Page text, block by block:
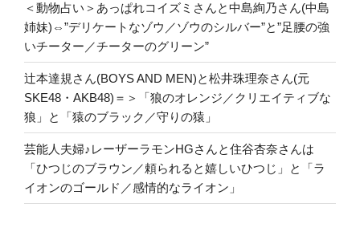
＜動物占い＞あっぱれコイズミさんと中島絢乃さん(中島
姉妹)⇔”デリケートなゾウ／ゾウのシルバー”と”足腰の強
いチーター／チーターのグリーン”
辻本達規さん(BOYS AND MEN)と松井珠理奈さん(元
SKE48・AKB48)＝＞「狼のオレンジ／クリエイティブな
狼」と「猿のブラック／守りの猿」
芸能人夫婦♪レーザーラモンHGさんと住谷杏奈さんは
「ひつじのブラウン／頼られると嬉しいひつじ」と「ラ
イオンのゴールド／感情的なライオン」